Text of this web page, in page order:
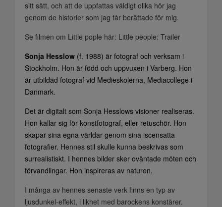
sitt sätt, och att de uppfattas väldigt olika hör jag
genom de historier som jag får berättade för mig.
Se filmen om Little pople här: Little people: Trailer
Sonja Hesslow (f. 1988) är fotograf och verksam i
Stockholm. Hon är född och uppvuxen i Varberg. Hon
är utbildad fotograf vid Medieskolerna, Mediacollege i
Danmark.
Det är digitalt som Sonja Hesslows visioner realiseras.
Hon kallar sig för konstfotograf, eller retuschör. Hon
skapar sina egna världar genom sina iscensatta
fotografier. Hennes stil skulle kunna beskrivas som
surrealistiskt. I hennes bilder sker oväntade möten och
förvandlingar. Hon inspireras av naturen.
I många av hennes senaste verk finns en typ av
ljusdunkel-effekt, i likhet med barockens konstärer.